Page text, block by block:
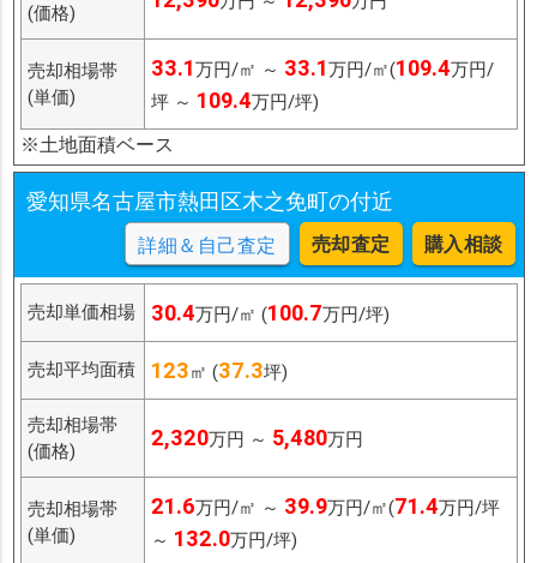
(価格)
売却相場帯
(単価)
33.1万円/㎡ ～ 33.1万円/㎡(109.4万円/
坪 ～ 109.4万円/坪)
※土地面積ベース
愛知県名古屋市熱田区木之免町の付近
詳細＆自己査定 売却査定 購入相談
売却単価相場 30.4万円/㎡ (100.7万円/坪)
売却平均面積 123㎡ (37.3坪)
売却相場帯
(価格)
2,320万円 ～ 5,480万円
売却相場帯
(単価)
21.6万円/㎡ ～ 39.9万円/㎡(71.4万円/坪
～ 132.0万円/坪)